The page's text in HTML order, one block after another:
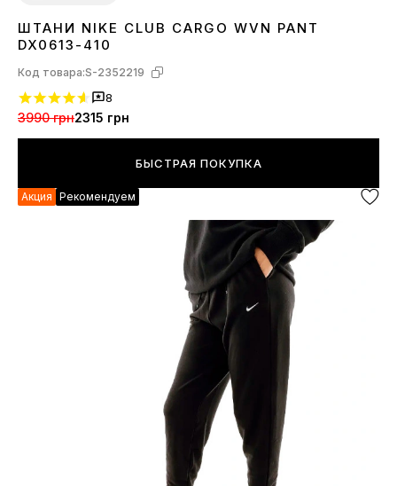
SMXL
ШТАНИ NIKE CLUB CARGO WVN PANT
DX0613-410
Код товара:S-2352219
8
3990 грн2315 грн
БЫСТРАЯ ПОКУПКА
Акция Рекомендуем